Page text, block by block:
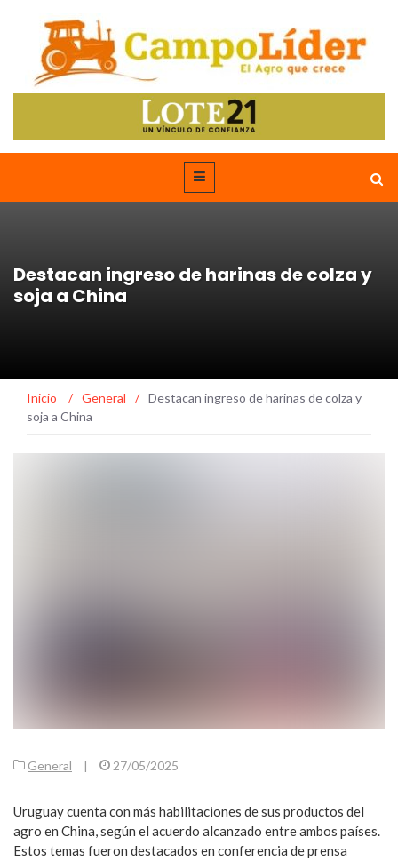
Destacan ingreso de harinas de colza y
soja a China
Inicio / General / Destacan ingreso de harinas de colza y
soja a China
General | 27/05/2025
Uruguay cuenta con más habilitaciones de sus productos del
agro en China, según el acuerdo alcanzado entre ambos países.
Estos temas fueron destacados en conferencia de prensa